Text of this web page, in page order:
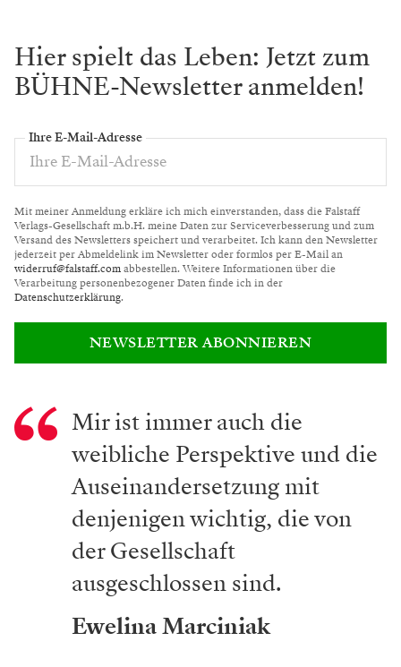
Hier spielt das Leben: Jetzt zum
BÜHNE-Newsletter anmelden!
Ihre E-Mail-Adresse
Mit meiner Anmeldung erkläre ich mich einverstanden, dass die Falstaff
Verlags-Gesellschaft m.b.H. meine Daten zur Serviceverbesserung und zum
Versand des Newsletters speichert und verarbeitet. Ich kann den Newsletter
jederzeit per Abmeldelink im Newsletter oder formlos per E-Mail an
widerruf@falstaff.comabbestellen. Weitere Informationen über die
Verarbeitung personenbezogener Daten finde ich in der
Datenschutzerklärung.
NEWSLETTER ABONNIEREN
Mir ist immer auch die
weibliche Perspektive und die
Auseinandersetzung mit
denjenigen wichtig, die von
der Gesellschaft
ausgeschlossen sind.
Ewelina Marciniak